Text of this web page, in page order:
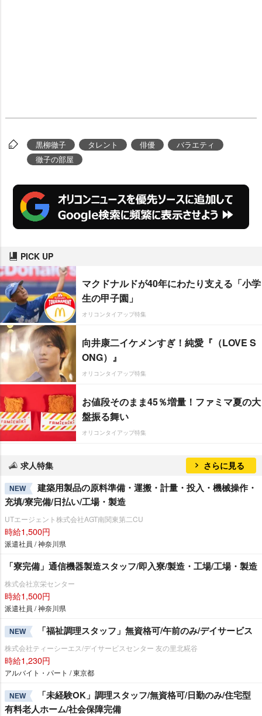
黒柳徹子 タレント 俳優
バラエティ
徹子の部屋
PICK UP
マクドナルドが40年にわたり支える「小学
生の甲子園」
オリコンタイアップ特集
向井康二イケメンすぎ！純愛『（LOVE S
ONG）』
オリコンタイアップ特集
お値段そのまま45％増量！ファミマ夏の大
盤振る舞い
オリコンタイアップ特集
求人特集 さらに見る
NEW
建築用製品の原料準備・運搬・計量・投入・機械操作・
充填/寮完備/日払い/工場・製造
UTエージェント株式会社AGT南関東第二CU
時給1,500円
派遣社員 / 神奈川県
「寮完備」通信機器製造スタッフ/即入寮/製造・工場/工場・製造
株式会社京栄センター
時給1,500円
派遣社員 / 神奈川県
NEW 「福祉調理スタッフ」無資格可/午前のみ/デイサービス
株式会社ティーシーエス/デイサービスセンター 友の里北糀谷
時給1,230円
アルバイト・パート / 東京都
NEW
「未経験OK」調理スタッフ/無資格可/日勤のみ/住宅型
有料老人ホーム/社会保障完備